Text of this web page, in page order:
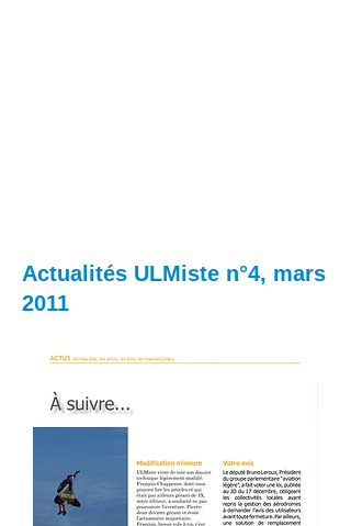
Actualités ULMiste n°4, mars
2011